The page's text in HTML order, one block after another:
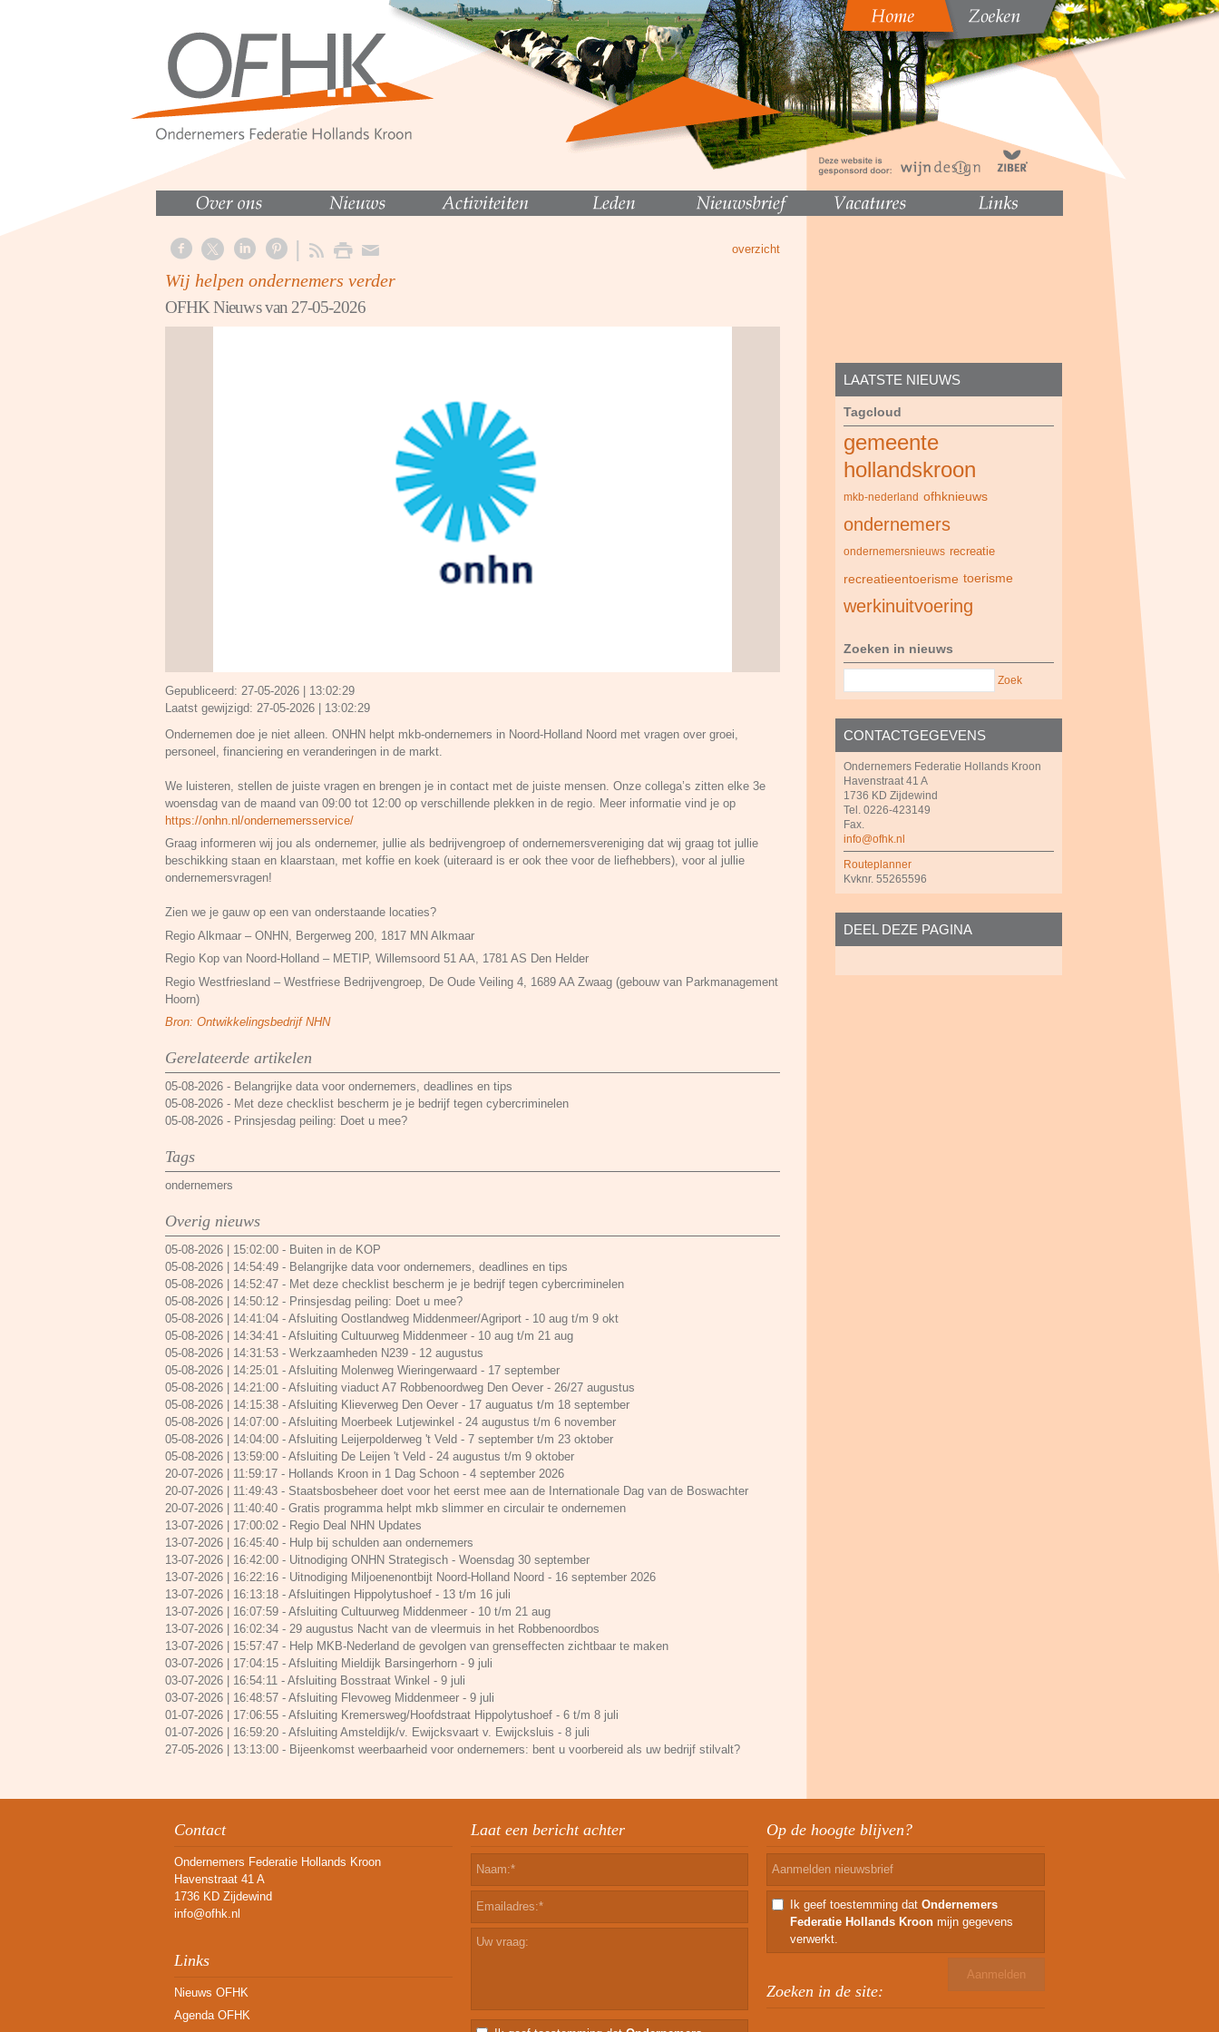
overzicht
Wij helpen ondernemers verder
OFHK Nieuws van 27-05-2026
Gepubliceerd: 27-05-2026 | 13:02:29
Laatst gewijzigd: 27-05-2026 | 13:02:29
Ondernemen doe je niet alleen. ONHN helpt mkb-ondernemers in Noord-Holland Noord met vragen over groei,
personeel, financiering en veranderingen in de markt.
We luisteren, stellen de juiste vragen en brengen je in contact met de juiste mensen. Onze collega’s zitten elke 3e
woensdag van de maand van 09:00 tot 12:00 op verschillende plekken in de regio. Meer informatie vind je op
https://onhn.nl/ondernemersservice/
Graag informeren wij jou als ondernemer, jullie als bedrijvengroep of ondernemersvereniging dat wij graag tot jullie
beschikking staan en klaarstaan, met koffie en koek (uiteraard is er ook thee voor de liefhebbers), voor al jullie
ondernemersvragen!
Zien we je gauw op een van onderstaande locaties?
Regio Alkmaar – ONHN, Bergerweg 200, 1817 MN Alkmaar
Regio Kop van Noord-Holland – METIP, Willemsoord 51 AA, 1781 AS Den Helder
Regio Westfriesland – Westfriese Bedrijvengroep, De Oude Veiling 4, 1689 AA Zwaag (gebouw van Parkmanagement
Hoorn)
Bron: Ontwikkelingsbedrijf NHN
Gerelateerde artikelen
05-08-2026 - Belangrijke data voor ondernemers, deadlines en tips
05-08-2026 - Met deze checklist bescherm je je bedrijf tegen cybercriminelen
05-08-2026 - Prinsjesdag peiling: Doet u mee?
Tags
ondernemers
Overig nieuws
05-08-2026 | 15:02:00 - Buiten in de KOP
05-08-2026 | 14:54:49 - Belangrijke data voor ondernemers, deadlines en tips
05-08-2026 | 14:52:47 - Met deze checklist bescherm je je bedrijf tegen cybercriminelen
05-08-2026 | 14:50:12 - Prinsjesdag peiling: Doet u mee?
05-08-2026 | 14:41:04 - Afsluiting Oostlandweg Middenmeer/Agriport - 10 aug t/m 9 okt
05-08-2026 | 14:34:41 - Afsluiting Cultuurweg Middenmeer - 10 aug t/m 21 aug
05-08-2026 | 14:31:53 - Werkzaamheden N239 - 12 augustus
05-08-2026 | 14:25:01 - Afsluiting Molenweg Wieringerwaard - 17 september
05-08-2026 | 14:21:00 - Afsluiting viaduct A7 Robbenoordweg Den Oever - 26/27 augustus
05-08-2026 | 14:15:38 - Afsluiting Klieverweg Den Oever - 17 auguatus t/m 18 september
05-08-2026 | 14:07:00 - Afsluiting Moerbeek Lutjewinkel - 24 augustus t/m 6 november
05-08-2026 | 14:04:00 - Afsluiting Leijerpolderweg 't Veld - 7 september t/m 23 oktober
05-08-2026 | 13:59:00 - Afsluiting De Leijen 't Veld - 24 augustus t/m 9 oktober
20-07-2026 | 11:59:17 - Hollands Kroon in 1 Dag Schoon - 4 september 2026
20-07-2026 | 11:49:43 - Staatsbosbeheer doet voor het eerst mee aan de Internationale Dag van de Boswachter
20-07-2026 | 11:40:40 - Gratis programma helpt mkb slimmer en circulair te ondernemen
13-07-2026 | 17:00:02 - Regio Deal NHN Updates
13-07-2026 | 16:45:40 - Hulp bij schulden aan ondernemers
13-07-2026 | 16:42:00 - Uitnodiging ONHN Strategisch - Woensdag 30 september
13-07-2026 | 16:22:16 - Uitnodiging Miljoenenontbijt Noord-Holland Noord - 16 september 2026
13-07-2026 | 16:13:18 - Afsluitingen Hippolytushoef - 13 t/m 16 juli
13-07-2026 | 16:07:59 - Afsluiting Cultuurweg Middenmeer - 10 t/m 21 aug
13-07-2026 | 16:02:34 - 29 augustus Nacht van de vleermuis in het Robbenoordbos
13-07-2026 | 15:57:47 - Help MKB-Nederland de gevolgen van grenseffecten zichtbaar te maken
03-07-2026 | 17:04:15 - Afsluiting Mieldijk Barsingerhorn - 9 juli
03-07-2026 | 16:54:11 - Afsluiting Bosstraat Winkel - 9 juli
03-07-2026 | 16:48:57 - Afsluiting Flevoweg Middenmeer - 9 juli
01-07-2026 | 17:06:55 - Afsluiting Kremersweg/Hoofdstraat Hippolytushoef - 6 t/m 8 juli
01-07-2026 | 16:59:20 - Afsluiting Amsteldijk/v. Ewijcksvaart v. Ewijcksluis - 8 juli
27-05-2026 | 13:13:00 - Bijeenkomst weerbaarheid voor ondernemers: bent u voorbereid als uw bedrijf stilvalt?
LAATSTE NIEUWS
Tagcloud
gemeente
hollandskroon
mkb-nederland ofhknieuws
ondernemers
ondernemersnieuws recreatie
recreatieentoerisme toerisme
werkinuitvoering
Zoeken in nieuws
Zoek
CONTACTGEGEVENS
Ondernemers Federatie Hollands Kroon
Havenstraat 41 A
1736 KD Zijdewind
Tel. 0226-423149
Fax.
info@ofhk.nl
Routeplanner
Kvknr. 55265596
DEEL DEZE PAGINA
Contact
Ondernemers Federatie Hollands Kroon
Havenstraat 41 A
1736 KD Zijdewind
info@ofhk.nl
Links
Nieuws OFHK
Agenda OFHK
Laat een bericht achter Op de hoogte blijven?
Ik geef toestemming dat Ondernemers
Federatie Hollands Kroon mijn gegevens
verwerkt.
Zoeken in de site: